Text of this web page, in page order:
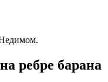
ребре барана